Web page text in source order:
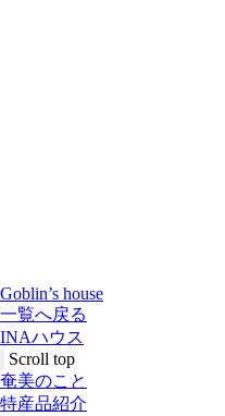
Goblin’s house
一覧へ戻る
INAハウス
Scroll top
奄美のこと
特産品紹介